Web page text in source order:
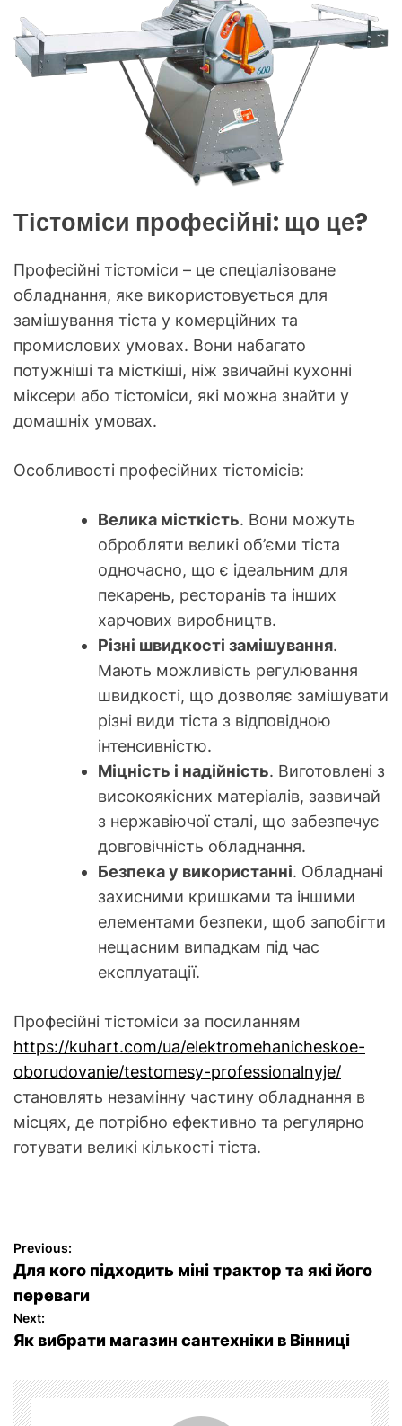
Тістоміси професійні: що це?
Професійні тістоміси – це спеціалізоване
обладнання, яке використовується для
замішування тіста у комерційних та
промислових умовах. Вони набагато
потужніші та місткіші, ніж звичайні кухонні
міксери або тістоміси, які можна знайти у
домашніх умовах.
Особливості професійних тістомісів:
Велика місткість. Вони можуть
обробляти великі об’єми тіста
одночасно, що є ідеальним для
пекарень, ресторанів та інших
харчових виробництв.
Різні швидкості замішування.
Мають можливість регулювання
швидкості, що дозволяє замішувати
різні види тіста з відповідною
інтенсивністю.
Міцність і надійність. Виготовлені з
високоякісних матеріалів, зазвичай
з нержавіючої сталі, що забезпечує
довговічність обладнання.
Безпека у використанні. Обладнані
захисними кришками та іншими
елементами безпеки, щоб запобігти
нещасним випадкам під час
експлуатації.
Професійні тістоміси за посиланням
https://kuhart.com/ua/elektromehanicheskoe-
oborudovanie/testomesy-professionalnyje/
становлять незамінну частину обладнання в
місцях, де потрібно ефективно та регулярно
готувати великі кількості тіста.
P
o
s
t
n
Previous:
Для кого підходить міні трактор та які його
переваги
Next:
Як вибрати магазин сантехніки в Вінниці